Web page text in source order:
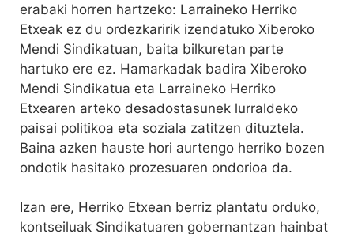
erabaki horren hartzeko: Larraineko Herriko
Etxeak ez du ordezkaririk izendatuko Xiberoko
Mendi Sindikatuan, baita bilkuretan parte
hartuko ere ez. Hamarkadak badira Xiberoko
Mendi Sindikatua eta Larraineko Herriko
Etxearen arteko desadostasunek lurraldeko
paisai politikoa eta soziala zatitzen dituztela.
Baina azken hauste hori aurtengo herriko bozen
ondotik hasitako prozesuaren ondorioa da.
Izan ere, Herriko Etxean berriz plantatu orduko,
kontseiluak Sindikatuaren gobernantzan hainbat